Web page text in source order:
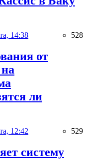
14:38 528
от
ли
12:42 529
систему